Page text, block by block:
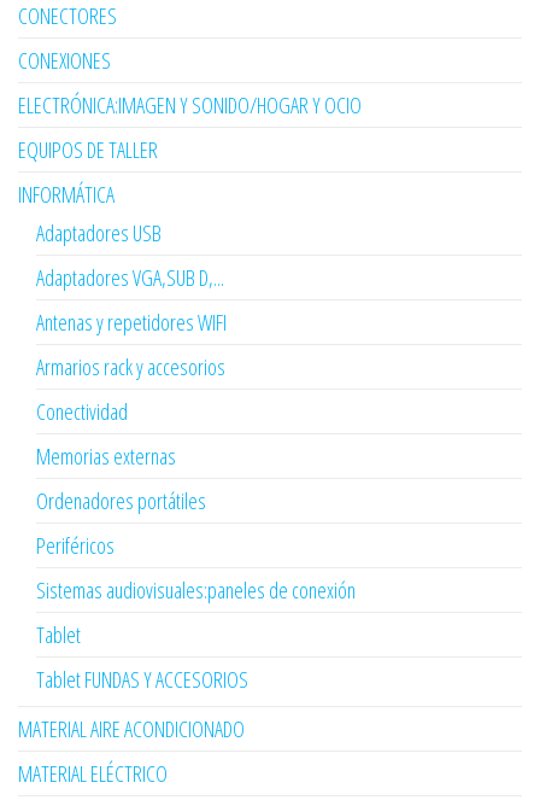
CONECTORES
CONEXIONES
ELECTRÓNICA:IMAGEN Y SONIDO/HOGAR Y OCIO
EQUIPOS DE TALLER
INFORMÁTICA
Adaptadores USB
Adaptadores VGA,SUB D,...
Antenas y repetidores WIFI
Armarios rack y accesorios
Conectividad
Memorias externas
Ordenadores portátiles
Periféricos
Sistemas audiovisuales:paneles de conexión
Tablet
Tablet FUNDAS Y ACCESORIOS
MATERIAL AIRE ACONDICIONADO
MATERIAL ELÉCTRICO